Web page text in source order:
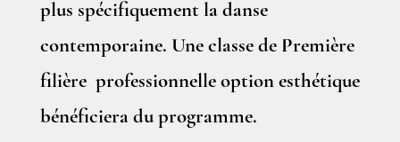
plus spécifiquement la danse
contemporaine. Une classe de Première
filière professionnelle option esthétique
bénéficiera du programme.